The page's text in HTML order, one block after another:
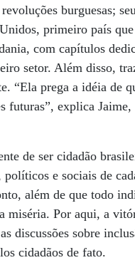
burguesas;
primeiro país
com capítulos
setor. Além disso,
“Ela prega a idéia de
futuras”, explica
de ser cidadão
e sociais de
além de que todo
miséria. Por aqui, a
discussões sobre
cidadãos de fato.